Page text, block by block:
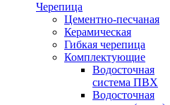
Черепица
Цементно-песчаная
Керамическая
Гибкая черепица
Комплектующие
Водосточная
система ПВХ
Водосточная